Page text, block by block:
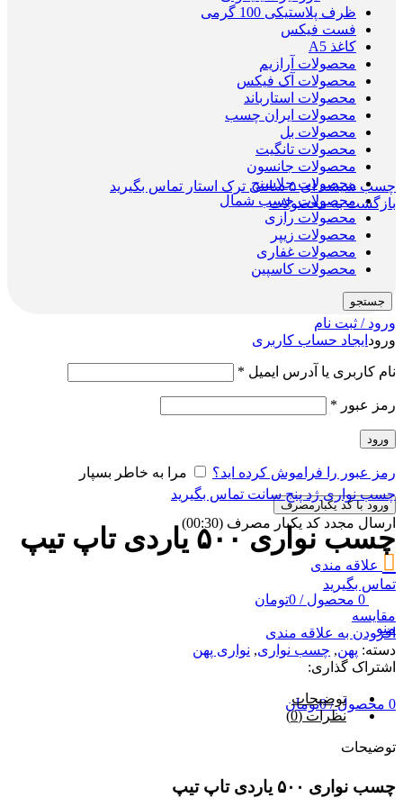
ظرف پلاستیکی 100 گرمی
فست فیکس
کاغذ A5
محصولات آرازیم
محصولات آک فیکس
محصولات استارباند
محصولات ایران چسب
محصولات بل
محصولات تانگیت
محصولات جانسون
محصولات جلاسنج
محصولات چسب شمال
محصولات رازی
محصولات زیپر
محصولات غفاری
محصولات کاسپین
جستجو
ورود / ثبت نام
ورود ایجاد حساب کاربری
نام کاربری یا آدرس ایمیل *
رمز عبور *
ورود
رمز عبور را فراموش کرده اید؟ مرا به خاطر بسپار
ورود با کد یکبارمصرف
ارسال مجدد کد یکبار مصرف (00:
30
)
علاقه مندی
0 محصول /
0تومان
منو
0 محصول /
0تومان
چسب شیشه ای ۵ سانتی ترک استار
تماس بگیرید
بازگشت به محصولات
چسب نواری ژد پنج سانت تماس بگیرید
چسب نواری ۵۰۰ یاردی تاپ تیپ
تماس بگیرید
مقایسه
افزودن به علاقه مندی
دسته: پهن, چسب نواری, نواری پهن
اشتراک گذاری:
توضیحات
نظرات (0)
توضیحات
چسب نواری ۵۰۰ یاردی تاپ تیپ